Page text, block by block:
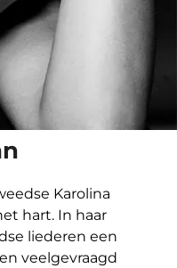
Karolina
hart. In haar
liederen een
veelgevraagd